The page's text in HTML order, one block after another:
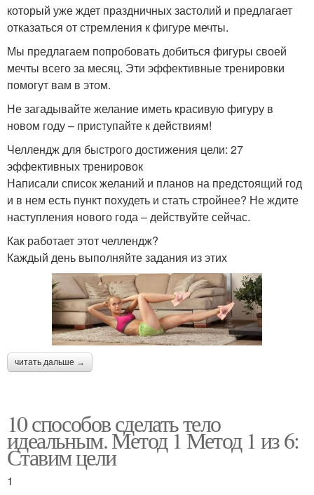
который уже ждет праздничных застолий и предлагает
отказаться от стремления к фигуре мечты.
Мы предлагаем попробовать добиться фигуры своей
мечты всего за месяц. Эти эффективные тренировки
помогут вам в этом.
Не загадывайте желание иметь красивую фигуру в
новом году – приступайте к действиям!
Челлендж для быстрого достижения цели: 27
эффективных тренировок
Написали список желаний и планов на предстоящий год
и в нем есть пункт похудеть и стать стройнее? Не ждите
наступления нового года – действуйте сейчас.
Как работает этот челлендж?
Каждый день выполняйте задания из этих
читать дальше →
10 способов сделать тело
идеальным. Метод 1 Метод 1 из 6:
Ставим цели
1